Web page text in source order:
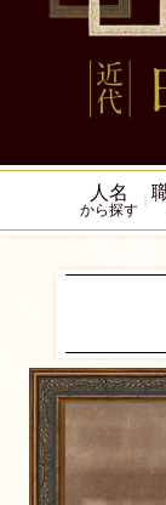
人名
から探す